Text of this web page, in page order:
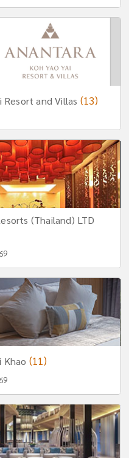
Resort and Villas (13)
(Thailand) LTD
Khao (11)